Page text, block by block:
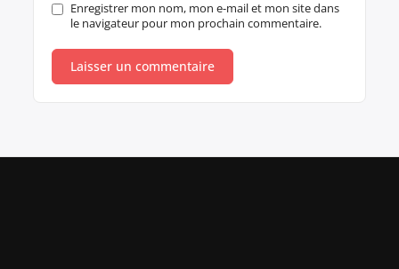
Enregistrer mon nom, mon e-mail et mon site dans
le navigateur pour mon prochain commentaire.